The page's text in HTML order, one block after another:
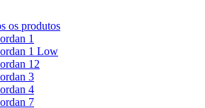
os produtos
1
1 Low
12
3
4
7